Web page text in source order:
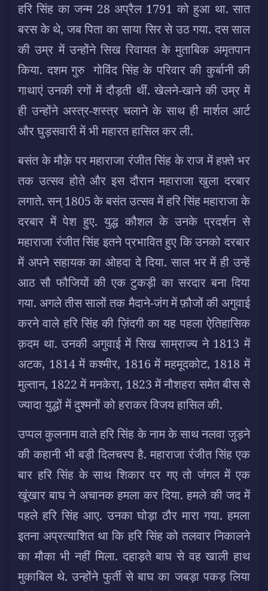
हरि सिंह का जन्म 28 अप्रैल 1791 को हुआ था. सात
बरस के थे, जब पिता का साया सिर से उठ गया. दस साल
की उम्र में उन्होंने सिख रिवायत के मुताबिक अमृतपान
किया. दशम गुरु गोविंद सिंह के परिवार की कुर्बानी की
गाथाएं उनकी रगों में दौड़ती थीं. खेलने-खाने की उम्र में
ही उन्होंने अस्त्र-शस्त्र चलाने के साथ ही मार्शल आर्ट
और घुड़सवारी में भी महारत हासिल कर ली.
बसंत के मौक़े पर महाराजा रंजीत सिंह के राज में हफ़्ते भर
तक उत्सव होते और इस दौरान महाराजा खुला दरबार
लगाते. सन् 1805 के बसंत उत्सव में हरि सिंह महाराजा के
दरबार में पेश हुए. युद्ध कौशल के उनके प्रदर्शन से
महाराजा रंजीत सिंह इतने प्रभावित हुए कि उनको दरबार
में अपने सहायक का ओहदा दे दिया. साल भर में ही उन्हें
आठ सौ फौजियों की एक टुकड़ी का सरदार बना दिया
गया. अगले तीस सालों तक मैदाने-जंग में फ़ौजों की अगुवाई
करने वाले हरि सिंह की ज़िंदगी का यह पहला ऐतिहासिक
क़दम था. उनकी अगुवाई में सिख साम्राज्य ने 1813 में
अटक, 1814 में कश्मीर, 1816 में महमूदकोट, 1818 में
मुल्तान, 1822 में मनकेरा, 1823 में नौशहरा समेत बीस से
ज्यादा युद्धों में दुश्मनों को हराकर विजय हासिल की.
उप्पल कुलनाम वाले हरि सिंह के नाम के साथ नलवा जुड़ने
की कहानी भी बड़ी दिलचस्प है. महाराजा रंजीत सिंह एक
बार हरि सिंह के साथ शिकार पर गए तो जंगल में एक
खूंखार बाघ ने अचानक हमला कर दिया. हमले की जद में
पहले हरि सिंह आए. उनका घोड़ा ठौर मारा गया. हमला
इतना अप्रत्याशित था कि हरि सिंह को तलवार निकालने
का मौका भी नहीं मिला. दहाड़ते बाघ से वह खाली हाथ
मुकाबिल थे. उन्होंने फुर्ती से बाघ का जबड़ा पकड़ लिया